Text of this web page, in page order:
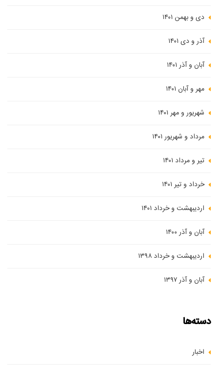
دی و بهمن ۱۴۰۱
آذر و دی ۱۴۰۱
آبان و آذر ۱۴۰۱
مهر و آبان ۱۴۰۱
شهریور و مهر ۱۴۰۱
مرداد و شهریور ۱۴۰۱
تیر و مرداد ۱۴۰۱
خرداد و تیر ۱۴۰۱
اردیبهشت و خرداد ۱۴۰۱
آبان و آذر ۱۴۰۰
اردیبهشت و خرداد ۱۳۹۸
آبان و آذر ۱۳۹۷
دسته‌ها
اخبار